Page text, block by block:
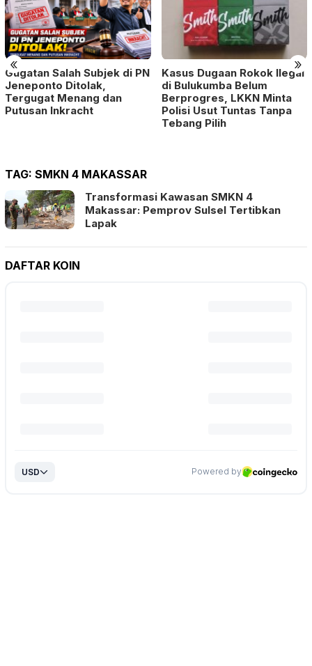
« »
Gugatan Salah Subjek di PN
Jeneponto Ditolak,
Tergugat Menang dan
Putusan Inkracht
Kasus Dugaan Rokok Ilegal
di Bulukumba Belum
Berprogres, LKKN Minta
Polisi Usut Tuntas Tanpa
Tebang Pilih
TAG: SMKN 4 MAKASSAR
Transformasi Kawasan SMKN 4
Makassar: Pemprov Sulsel Tertibkan
Lapak
DAFTAR KOIN